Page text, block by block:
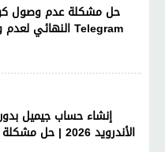
حل مشكلة عدم وصول
النهائي لعدم وصول رمز التحقق Telegram
إنشاء حساب جيميل
الأندرويد 2026 | حل مشكلة طلب رقم الهاتف